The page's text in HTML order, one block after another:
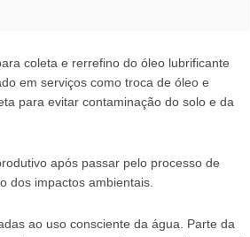
coleta e rerrefino do óleo lubrificante
em serviços como troca de óleo e
para evitar contaminação do solo e da
após passar pelo processo de
dos impactos ambientais.
ao uso consciente da água. Parte da